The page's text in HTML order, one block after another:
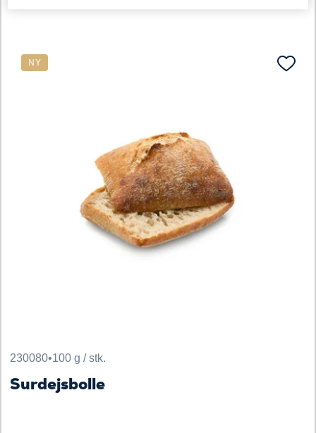
NY
230080•100 g / stk.
Surdejsbolle